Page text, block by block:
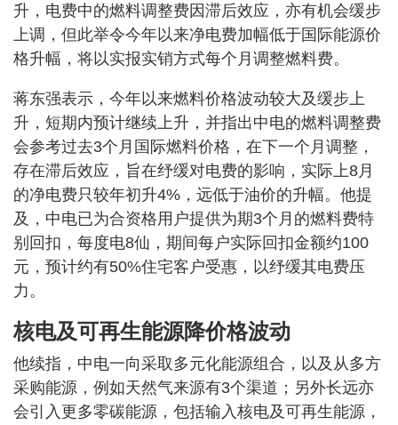
升，电费中的燃料调整费因滞后效应，亦有机会缓步
上调，但此举令今年以来净电费加幅低于国际能源价
格升幅，将以实报实销方式每个月调整燃料费。
蒋东强表示，今年以来燃料价格波动较大及缓步上
升，短期内预计继续上升，并指出中电的燃料调整费
会参考过去3个月国际燃料价格，在下一个月调整，
存在滞后效应，旨在纾缓对电费的影响，实际上8月
的净电费只较年初升4%，远低于油价的升幅。他提
及，中电已为合资格用户提供为期3个月的燃料费特
别回扣，每度电8仙，期间每户实际回扣金额约100
元，预计约有50%住宅客户受惠，以纾缓其电费压
力。
核电及可再生能源降价格波动
他续指，中电一向采取多元化能源组合，以及从多方
采购能源，例如天然气来源有3个渠道；另外长远亦
会引入更多零碳能源，包括输入核电及可再生能源，